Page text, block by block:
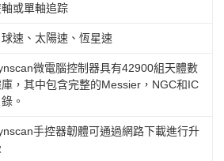
或單軸追踪
球速、太陽速、恆星速
微電腦控制器具有42900組天體數
，其中包含完整的Messier，NGC和IC
。
手控器韌體可通過網路下載進行升